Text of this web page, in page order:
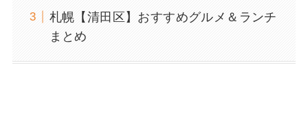
札幌【清田区】おすすめグルメ＆ランチ
まとめ